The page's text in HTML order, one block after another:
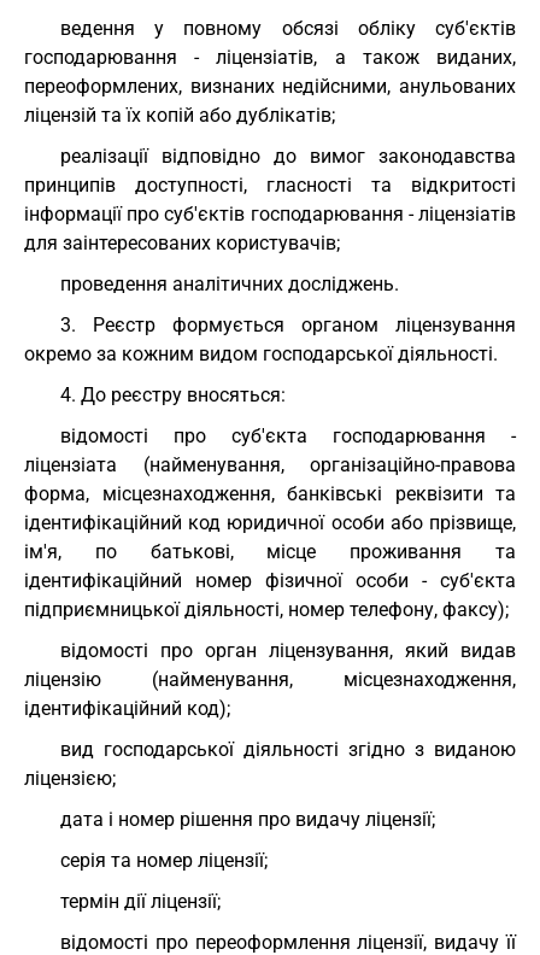
ведення у повному обсязі обліку суб'єктів
господарювання - ліцензіатів, а також виданих,
переоформлених, визнаних недійсними, анульованих
ліцензій та їх копій або дублікатів;
реалізації відповідно до вимог законодавства
принципів доступності, гласності та відкритості
інформації про суб'єктів господарювання - ліцензіатів
для заінтересованих користувачів;
проведення аналітичних досліджень.
3. Реєстр формується органом ліцензування
окремо за кожним видом господарської діяльності.
4. До реєстру вносяться:
відомості про суб'єкта господарювання -
ліцензіата (найменування, організаційно-правова
форма, місцезнаходження, банківські реквізити та
ідентифікаційний код юридичної особи або прізвище,
ім'я, по батькові, місце проживання та
ідентифікаційний номер фізичної особи - суб'єкта
підприємницької діяльності, номер телефону, факсу);
відомості про орган ліцензування, який видав
ліцензію (найменування, місцезнаходження,
ідентифікаційний код);
вид господарської діяльності згідно з виданою
ліцензією;
дата і номер рішення про видачу ліцензії;
серія та номер ліцензії;
термін дії ліцензії;
відомості про переоформлення ліцензії, видачу її